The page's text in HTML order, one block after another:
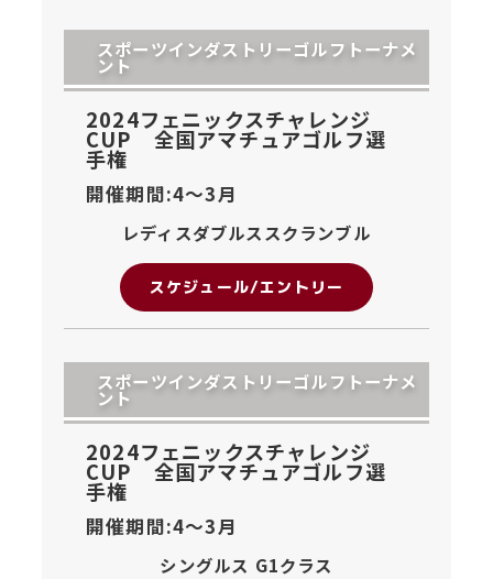
スポーツインダストリーゴルフトーナメ
ント
2024フェニックスチャレンジ
CUP 全国アマチュアゴルフ選
手権
開催期間:4〜3月
レディスダブルススクランブル
スケジュール/エントリー
スポーツインダストリーゴルフトーナメ
ント
2024フェニックスチャレンジ
CUP 全国アマチュアゴルフ選
手権
開催期間:4〜3月
シングルス G1クラス